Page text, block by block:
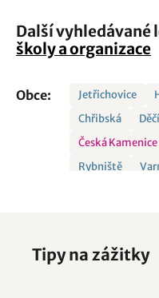
Další
školy a organizace
Obce: Jetřichovice
Chřibská
Česká Kamenice
Rybniště
Tipy na zážitky